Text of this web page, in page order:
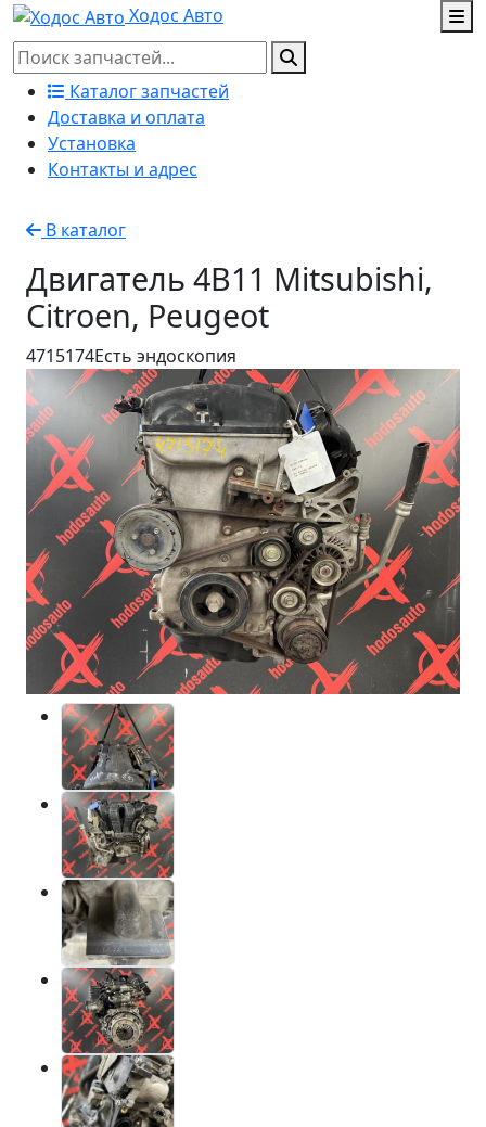
Ходос Авто
Каталог запчастей
Доставка и оплата
Установка
Контакты и адрес
В каталог
Двигатель 4B11 Mitsubishi,
Citroen, Peugeot
4715174Есть эндоскопия